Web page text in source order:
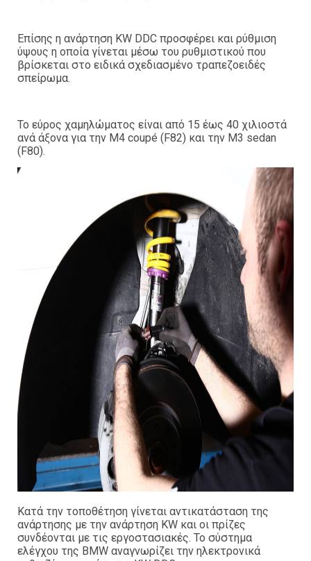
Επίσης η ανάρτηση KW DDC προσφέρει και ρύθμιση
ύψους η οποία γίνεται μέσω του ρυθμιστικού που
βρίσκεται στο ειδικά σχεδιασμένο τραπεζοειδές
σπείρωμα.
Το εύρος χαμηλώματος είναι από 15 έως 40 χιλιοστά
ανά άξονα για την M4 coupé (F82) και την M3 sedan
(F80).
Κατά την τοποθέτηση γίνεται αντικατάσταση της
ανάρτησης με την ανάρτηση KW και οι πρίζες
συνδέονται με τις εργοστασιακές. Το σύστημα
ελέγχου της BMW αναγνωρίζει την ηλεκτρονικά